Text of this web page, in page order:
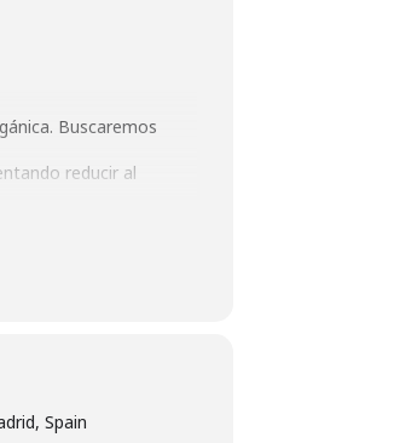
Buscaremos
reducir al
Spain